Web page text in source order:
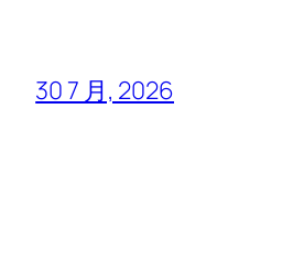
30 7 月, 2026